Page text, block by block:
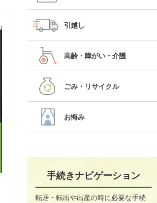
引越し
高齢・障がい・介護
ごみ・リサイクル
お悔み
手続きナビゲーション
転居・転出や出産の時に必要な手続